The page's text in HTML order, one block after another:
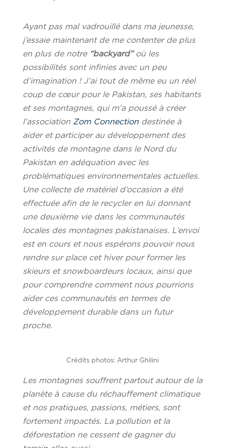
Ayant pas mal vadrouillé dans ma jeunesse,
j’essaie maintenant de me contenter de plus
en plus de notre “backyard”où les
possibilités sont infinies avec un peu
d’imagination ! J’ai tout de même eu un réel
coup de cœur pour le Pakistan, ses habitants
et ses montagnes, qui m’a poussé à créer
l’association Zom Connectiondestinée à
aider et participer au développement des
activités de montagne dans le Nord du
Pakistan en adéquation avec les
problématiques environnementales actuelles.
Une collecte de matériel d’occasion a été
effectuée afin de le recycler en lui donnant
une deuxième vie dans les communautés
locales des montagnes pakistanaises. L’envoi
est en cours et nous espérons pouvoir nous
rendre sur place cet hiver pour former les
skieurs et snowboardeurs locaux, ainsi que
pour comprendre comment nous pourrions
aider ces communautés en termes de
développement durable dans un futur
proche.
Crédits photos: Arthur Ghilini
Les montagnes souffrent partout autour de la
planète à cause du réchauffement climatique
et nos pratiques, passions, métiers, sont
fortement impactés. La pollution et la
déforestation ne cessent de gagner du